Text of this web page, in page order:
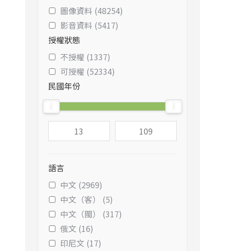
圖像資料 (48254)
影音資料 (5417)
授權狀態
不授權 (1337)
可授權 (52334)
民國年份
語言
中文 (2969)
中文（客） (5)
中文（閩） (317)
俄文 (16)
印尼文 (17)